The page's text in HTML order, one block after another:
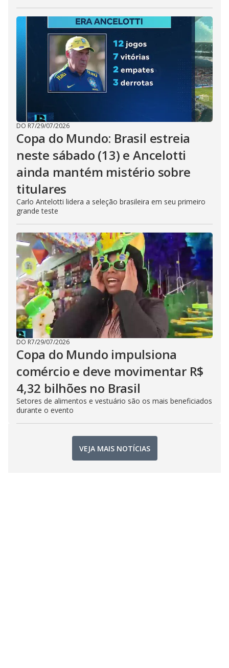
DO R7/29/07/2026
Copa do Mundo: Brasil estreia
neste sábado (13) e Ancelotti
ainda mantém mistério sobre
titulares
Carlo Antelotti lidera a seleção brasileira em seu primeiro
grande teste
DO R7/29/07/2026
Copa do Mundo impulsiona
comércio e deve movimentar R$
4,32 bilhões no Brasil
Setores de alimentos e vestuário são os mais beneficiados
durante o evento
VEJA MAIS NOTÍCIAS